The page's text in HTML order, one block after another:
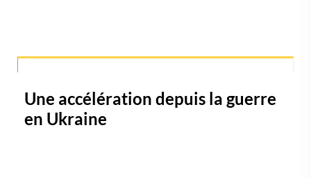
Une accélération depuis la guerre
en Ukraine